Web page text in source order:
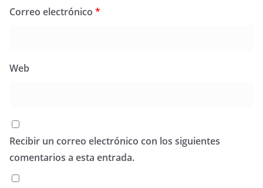
Correo electrónico *
Web
Recibir un correo electrónico con los siguientes
comentarios a esta entrada.